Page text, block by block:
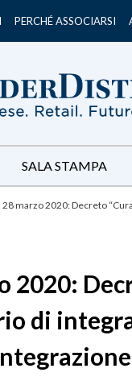
PERCHÉ ASSOCIARSI
SALA STAMPA
28 marzo 2020: Decreto
2020:
di